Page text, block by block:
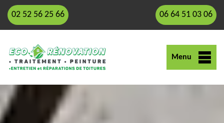
02 52 56 25 66 06 64 51 03 06
Menu